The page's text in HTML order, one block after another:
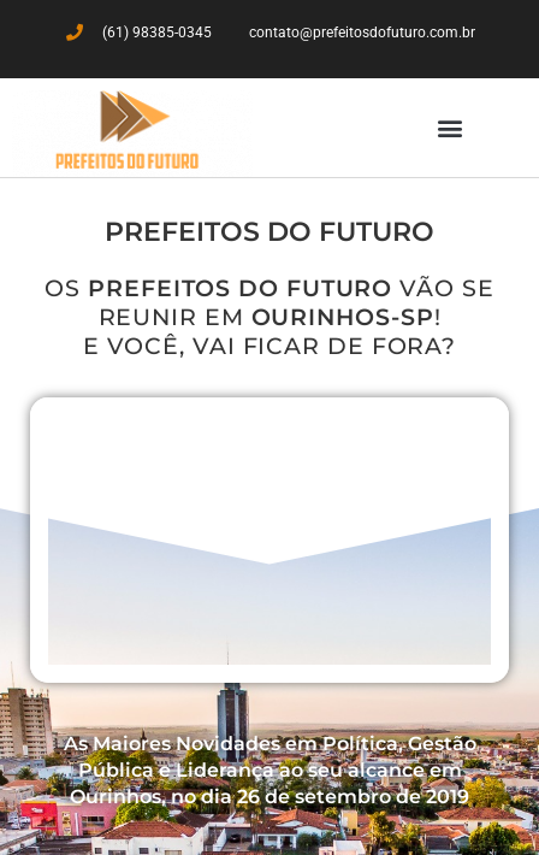
(61) 98385-0345 contato@prefeitosdofuturo.com.br
PREFEITOS DO FUTURO
OS PREFEITOS DO FUTURO VÃO SE
REUNIR EM OURINHOS-SP!
E VOCÊ, VAI FICAR DE FORA?
As Maiores Novidades em Política, Gestão
Pública e Liderança ao seu alcance em
Ourinhos, no dia 26 de setembro de 2019